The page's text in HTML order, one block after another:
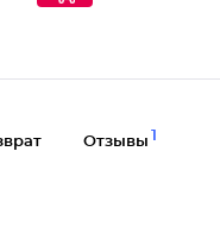
Отзывы 1